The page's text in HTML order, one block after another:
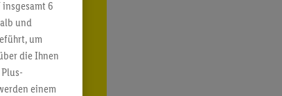
insgesamt 6
und
um
die Ihnen
einem